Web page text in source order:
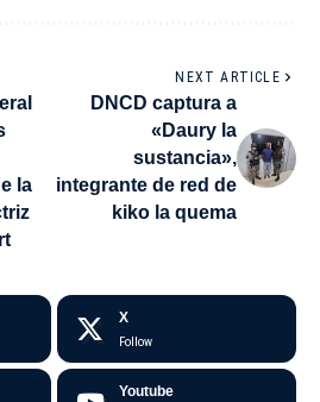
la
NEXT ARTICLE
DNCD captura a
«Daury la
sustancia»,
integrante de red de
kiko la quema
X
Follow
Youtube